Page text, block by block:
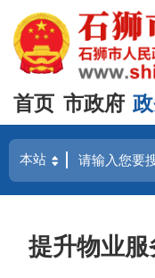
首页 市政府
提升物业